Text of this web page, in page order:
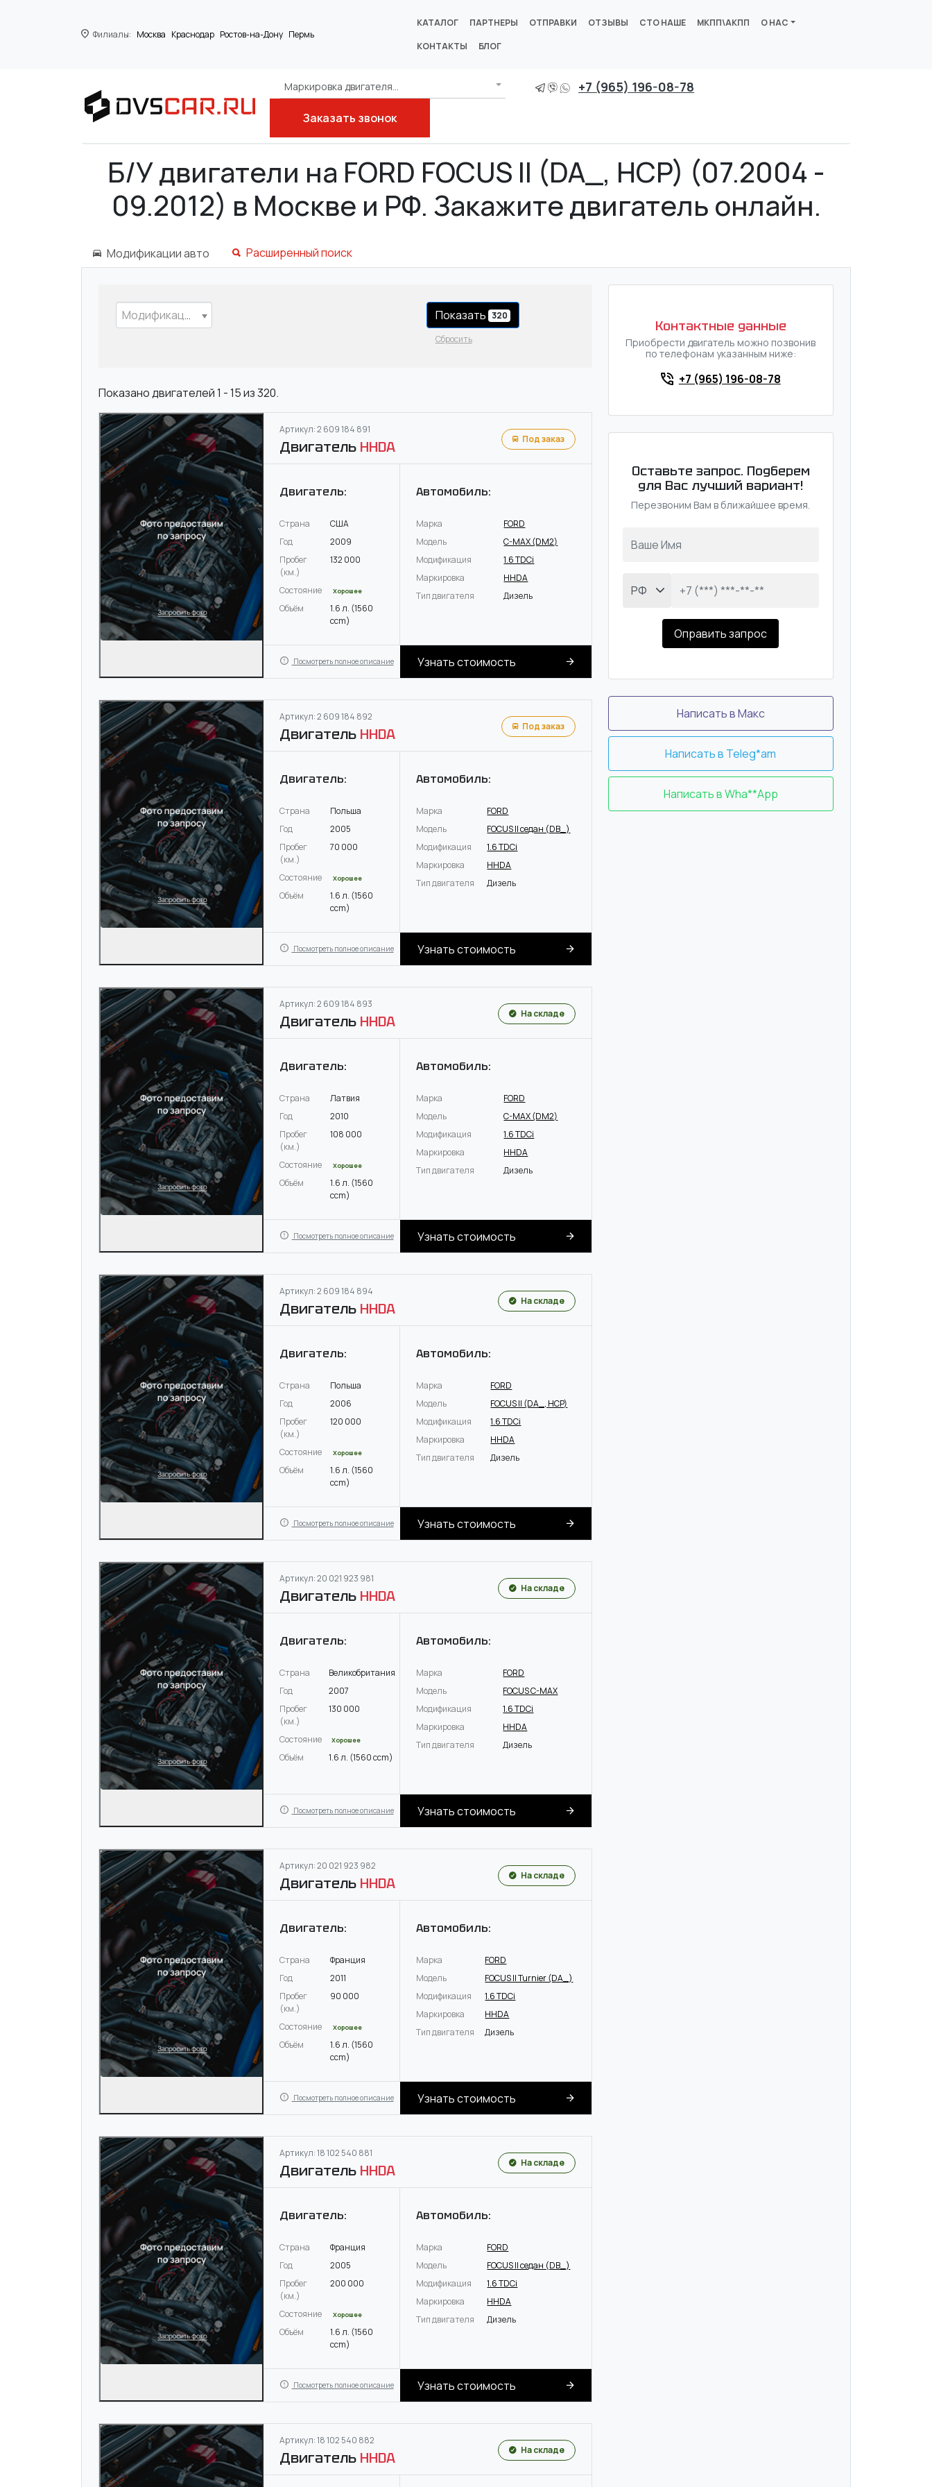
Филиалы: Москва Краснодар Ростов-на-Дону Пермь
КАТАЛОГ ПАРТНЕРЫ ОТПРАВКИ ОТЗЫВЫ СТО НАШЕ МКПП\АКПП
О НАС
КОНТАКТЫ
БЛОГ
Маркировка двигателя... +7 (965) 196-08-78
Заказать звонок
Главная
Б/У двигатели на FORD FOCUS II (DA_, HCP) (07.2004 -
09.2012) в Москве и РФ. Закажите двигатель онлайн.
Модификации авто Расширенный поиск
Модификация Показать 320
Сбросить
Показано двигателей 1 - 15 из 320.
Артикул: 2 609 184 891
Двигатель HHDA Под заказ
Двигатель:
Страна
США
Год
2009
Пробег
(км.)
132 000
Состояние Хорошее
Объём
1.6 л. (1560
ccm)
Автомобиль:
Марка
FORD
Модель
C-MAX (DM2)
Модификация
1.6 TDCi
Маркировка
HHDA
Тип двигателя
Дизель
Посмотреть полное описание Узнать стоимость
Артикул: 2 609 184 892
Двигатель HHDA Под заказ
Двигатель:
Страна
Польша
Год
2005
Пробег
(км.)
70 000
Состояние Хорошее
Объём
1.6 л. (1560
ccm)
Автомобиль:
Марка
FORD
Модель
FOCUS II седан (DB_)
Модификация
1.6 TDCi
Маркировка
HHDA
Тип двигателя
Дизель
Посмотреть полное описание Узнать стоимость
Артикул: 2 609 184 893
Двигатель HHDA На складе
Двигатель:
Страна
Латвия
Год
2010
Пробег
(км.)
108 000
Состояние Хорошее
Объём
1.6 л. (1560
ccm)
Автомобиль:
Марка
FORD
Модель
C-MAX (DM2)
Модификация
1.6 TDCi
Маркировка
HHDA
Тип двигателя
Дизель
Посмотреть полное описание Узнать стоимость
Артикул: 2 609 184 894
Двигатель HHDA На складе
Двигатель:
Страна
Польша
Год
2006
Пробег
(км.)
120 000
Состояние Хорошее
Объём
1.6 л. (1560
ccm)
Автомобиль:
Марка
FORD
Модель
FOCUS II (DA_, HCP)
Модификация
1.6 TDCi
Маркировка
HHDA
Тип двигателя
Дизель
Посмотреть полное описание Узнать стоимость
Артикул: 20 021 923 981
Двигатель HHDA На складе
Двигатель:
Страна
Великобритания
Год
2007
Пробег
(км.)
130 000
Состояние Хорошее
Объём 1.6 л. (1560 ccm)
Автомобиль:
Марка
FORD
Модель
FOCUS C-MAX
Модификация
1.6 TDCi
Маркировка
HHDA
Тип двигателя
Дизель
Посмотреть полное описание Узнать стоимость
Артикул: 20 021 923 982
Двигатель HHDA На складе
Двигатель:
Страна
Франция
Год
2011
Пробег
(км.)
90 000
Состояние Хорошее
Объём
1.6 л. (1560
ccm)
Автомобиль:
Марка
FORD
Модель
FOCUS II Turnier (DA_)
Модификация
1.6 TDCi
Маркировка
HHDA
Тип двигателя
Дизель
Посмотреть полное описание Узнать стоимость
Артикул: 18 102 540 881
Двигатель HHDA На складе
Двигатель:
Страна
Франция
Год
2005
Пробег
(км.)
200 000
Состояние Хорошее
Объём
1.6 л. (1560
ccm)
Автомобиль:
Марка
FORD
Модель
FOCUS II седан (DB_)
Модификация
1.6 TDCi
Маркировка
HHDA
Тип двигателя
Дизель
Посмотреть полное описание Узнать стоимость
Артикул: 18 102 540 882
Двигатель HHDA На складе
Контактные данные
Приобрести двигатель можно позвонив
по телефонам указанным ниже:
+7 (965) 196-08-78
Оставьте запрос. Подберем
для Вас лучший вариант!
Перезвоним Вам в ближайшее время.
Оправить запрос
Написать в Макс
Написать в Teleg*am
Написать в Wha**App